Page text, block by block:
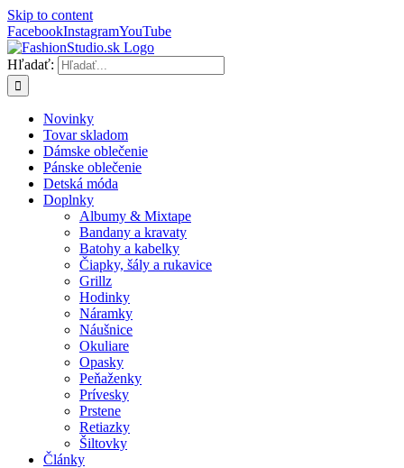
Skip to content
FacebookInstagramYouTube
Hľadať:
Novinky
Tovar skladom
Dámske oblečenie
Pánske oblečenie
Detská móda
Doplnky
Albumy & Mixtape
Bandany a kravaty
Batohy a kabelky
Čiapky, šály a rukavice
Grillz
Hodinky
Náramky
Náušnice
Okuliare
Opasky
Peňaženky
Prívesky
Prstene
Retiazky
Šiltovky
Články